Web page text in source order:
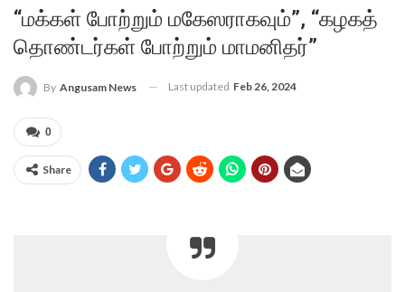
“மக்கள் போற்றும் மகேஸராகவும்”, “கழகத்
தொண்டர்கள் போற்றும் மாமனிதர்”
By Angusam News Last updated Feb 26, 2024
0
Share